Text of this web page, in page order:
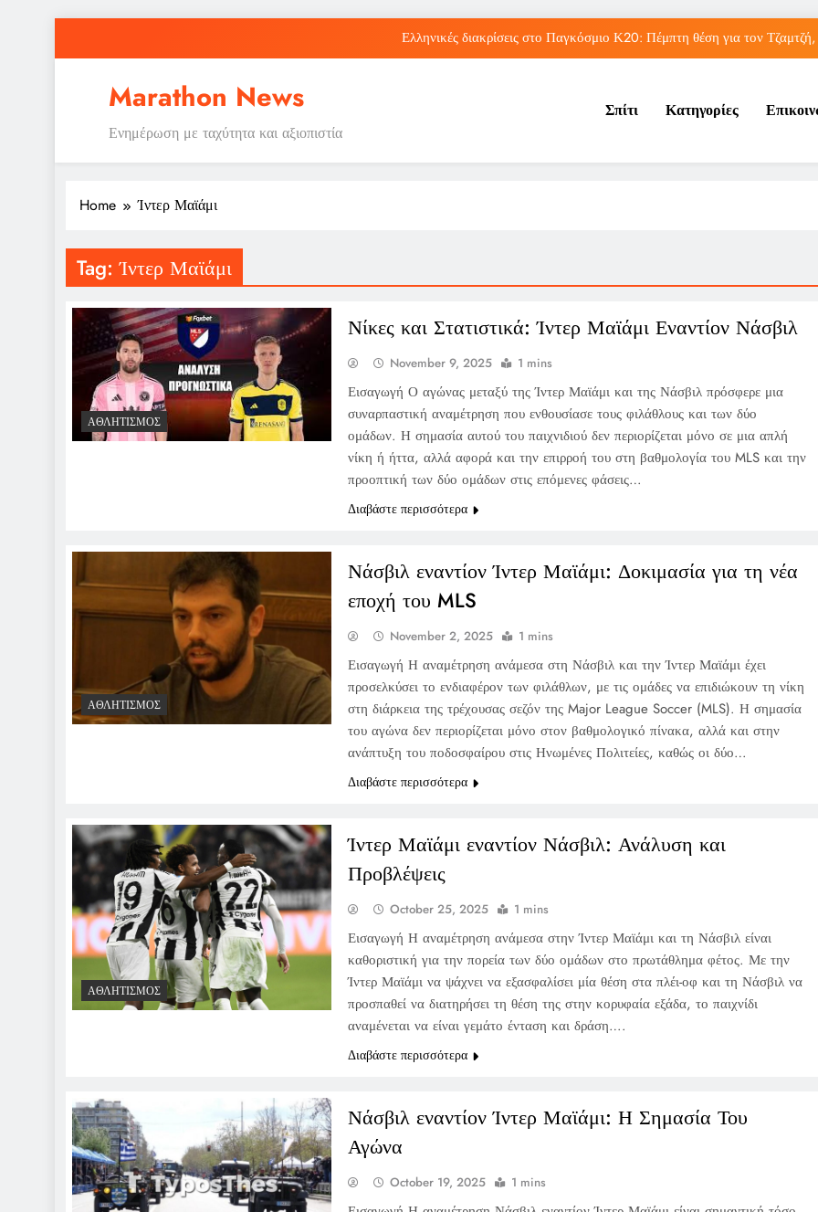
Ελληνικές διακρίσεις στο Παγκόσμιο Κ20: Πέμπτη θέση για τον
Η UEFA πλήρωσε εξαψήφιο ποσό σε γυναίκα που φέρεται να
Ελληνικές διακρίσεις στο Παγκόσμιο Κ20: Πέμπτη θέση για τον
Τορόντο: Αποκλεισμός για τη Σάκκαρη
Marathon News
Ενημέρωση με ταχύτητα και αξιοπιστία
Σπίτι Κατηγορίες
Home Ίντερ Μαϊάμι
Tag:Ίντερ Μαϊάμι
ΑΘΛΗΤΙΣΜΌΣ
Νίκες και Στατιστικά: Ίντερ Μαϊάμι Εναντίον Νάσβιλ
November 9, 2025 1 mins
Εισαγωγή Ο αγώνας μεταξύ της Ίντερ Μαϊάμι και της Νάσβιλ πρόσφερε μια
συναρπαστική αναμέτρηση που ενθουσίασε τους φιλάθλους και των δύο
ομάδων. Η σημασία αυτού του παιχνιδιού δεν περιορίζεται μόνο σε μια απλή
νίκη ή ήττα, αλλά αφορά και την επιρροή του στη βαθμολογία του MLS και την
προοπτική των δύο ομάδων στις επόμενες φάσεις…
Διαβάστε περισσότερα
ΑΘΛΗΤΙΣΜΌΣ
Νάσβιλ εναντίον Ίντερ Μαϊάμι: Δοκιμασία για τη νέα
εποχή του MLS
November 2, 2025 1 mins
Εισαγωγή Η αναμέτρηση ανάμεσα στη Νάσβιλ και την Ίντερ Μαϊάμι έχει
προσελκύσει το ενδιαφέρον των φιλάθλων, με τις ομάδες να επιδιώκουν τη νίκη
στη διάρκεια της τρέχουσας σεζόν της Major League Soccer (MLS). Η σημασία
του αγώνα δεν περιορίζεται μόνο στον βαθμολογικό πίνακα, αλλά και στην
ανάπτυξη του ποδοσφαίρου στις Ηνωμένες Πολιτείες, καθώς οι δύο…
Διαβάστε περισσότερα
ΑΘΛΗΤΙΣΜΌΣ
Ίντερ Μαϊάμι εναντίον Νάσβιλ: Ανάλυση και
Προβλέψεις
October 25, 2025 1 mins
Εισαγωγή Η αναμέτρηση ανάμεσα στην Ίντερ Μαϊάμι και τη Νάσβιλ είναι
καθοριστική για την πορεία των δύο ομάδων στο πρωτάθλημα φέτος. Με την
Ίντερ Μαϊάμι να ψάχνει να εξασφαλίσει μία θέση στα πλέι-οφ και τη Νάσβιλ να
προσπαθεί να διατηρήσει τη θέση της στην κορυφαία εξάδα, το παιχνίδι
αναμένεται να είναι γεμάτο ένταση και δράση….
Διαβάστε περισσότερα
Νάσβιλ εναντίον Ίντερ Μαϊάμι: Η Σημασία Του
Αγώνα
October 19, 2025 1 mins